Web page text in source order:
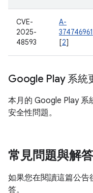
CVE-
2025-
48593
A-
374746961
[2]
Google Play 系統
本月的 Google Play 系
安全性問題。
常見問題與解答
如果您在閱讀這篇公告
答。